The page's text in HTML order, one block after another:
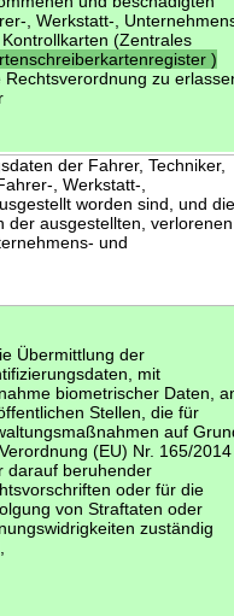
, Werkstatt-,
(Zentrales
)
Rechtsverordnung zu
der Fahrer, Techniker,
, Werkstatt-,
worden sind, und
der ausgestellten, verlorenen
und
Übermittlung der
mit
biometrischer Daten,
Stellen, die für
auf
(EU) Nr. 165/2014
darauf beruhender
oder für die
von Straftaten oder
zuständig